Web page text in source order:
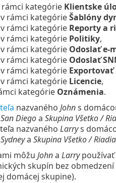
kategórie Klientske
rámci kategórieŠablóny
rámci kategórie Reporty a
rámci kategórie Politiky,
rámci kategórie Odoslať e-
rámci kategórie Odoslať
rámci kategórie
rámci kategórie Licencie,
kategórie Oznámenia.
nazvaného Johns
Diegoa Skupina Všetko /
nazvaného Larrys
a Skupina Všetko /
môžu Johna Larrypoužívať
skupín bez
domácej skupine).